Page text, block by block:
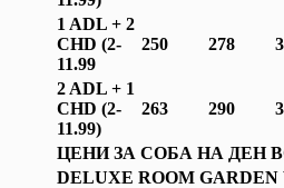
1 ADL + 2
CHD (2-
11.99
250 278
2 ADL + 1
CHD (2-
11.99)
263 290
ЦЕНИ ЗА СОБА НА ДЕН
DELUXE ROOM